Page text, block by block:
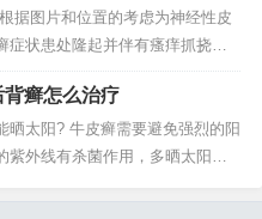
疗法治疗是患者病情采取个性化
向渗透、内外兼治。现在和平饭
方就是荟萃堂，哪儿...
据图片和位置的考虑为神经性皮
症状患处隆起并伴有瘙痒抓挠会
癣为足部的皮肤癣菌感染。多见
。发病季节性明显，夏秋病重，
损，真菌很容易入侵，或是洗澡
的狗狗就是洗完澡后就立马跑开
背癣怎么治疗
晒太阳? 牛皮癣需要避免强烈的阳
紫外线有杀菌作用，多晒太阳可